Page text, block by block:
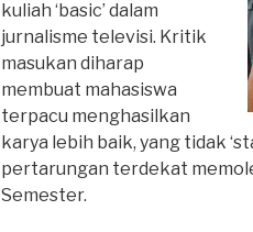
kuliah ‘basic’ dalam
jurnalisme televisi. Kritik
masukan diharap
membuat mahasiswa
terpacu menghasilkan
karya lebih baik, yang tidak
pertarungan terdekat
Semester.